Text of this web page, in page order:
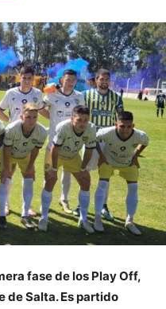
fase de los Play Off,
de Salta. Es partido